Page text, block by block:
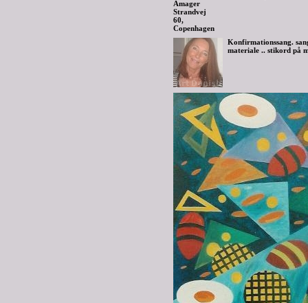
Konfirmationssang.
materiale .. stikord på